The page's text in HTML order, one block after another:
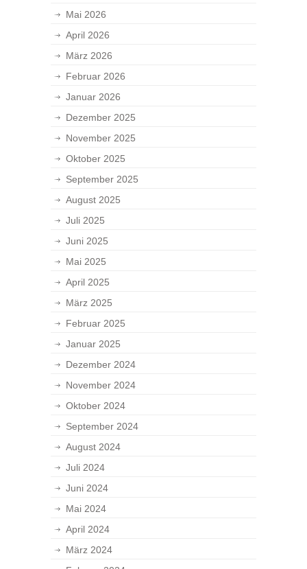
Mai 2026
April 2026
März 2026
Februar 2026
Januar 2026
Dezember 2025
November 2025
Oktober 2025
September 2025
August 2025
Juli 2025
Juni 2025
Mai 2025
April 2025
März 2025
Februar 2025
Januar 2025
Dezember 2024
November 2024
Oktober 2024
September 2024
August 2024
Juli 2024
Juni 2024
Mai 2024
April 2024
März 2024